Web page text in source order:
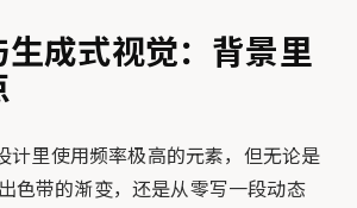
成式视觉：背景里
计里使用频率极高的元素，但无论是
色带的渐变，还是从零写一段动态